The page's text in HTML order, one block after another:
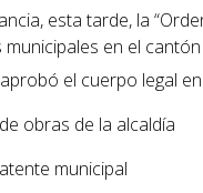
esta tarde, la
en el
el cuerpo legal
obras de la alcaldía
municipal